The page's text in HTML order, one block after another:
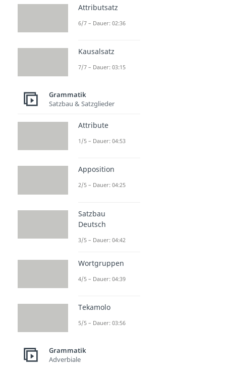
Attributsatz
6/7 – Dauer: 02:36
Kausalsatz
7/7 – Dauer: 03:15
Grammatik
Satzbau & Satzglieder
Attribute
1/5 – Dauer: 04:53
Apposition
2/5 – Dauer: 04:25
Satzbau
Deutsch
3/5 – Dauer: 04:42
Wortgruppen
4/5 – Dauer: 04:39
Tekamolo
5/5 – Dauer: 03:56
Grammatik
Adverbiale